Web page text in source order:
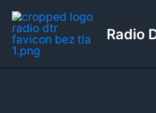
Przejdź
do
treści
Radio